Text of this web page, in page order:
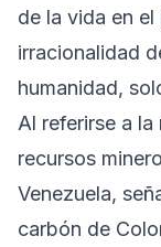
de la vida en el
irracionalidad
humanidad,
Al referirse a
recursos
Venezuela,
carbón de